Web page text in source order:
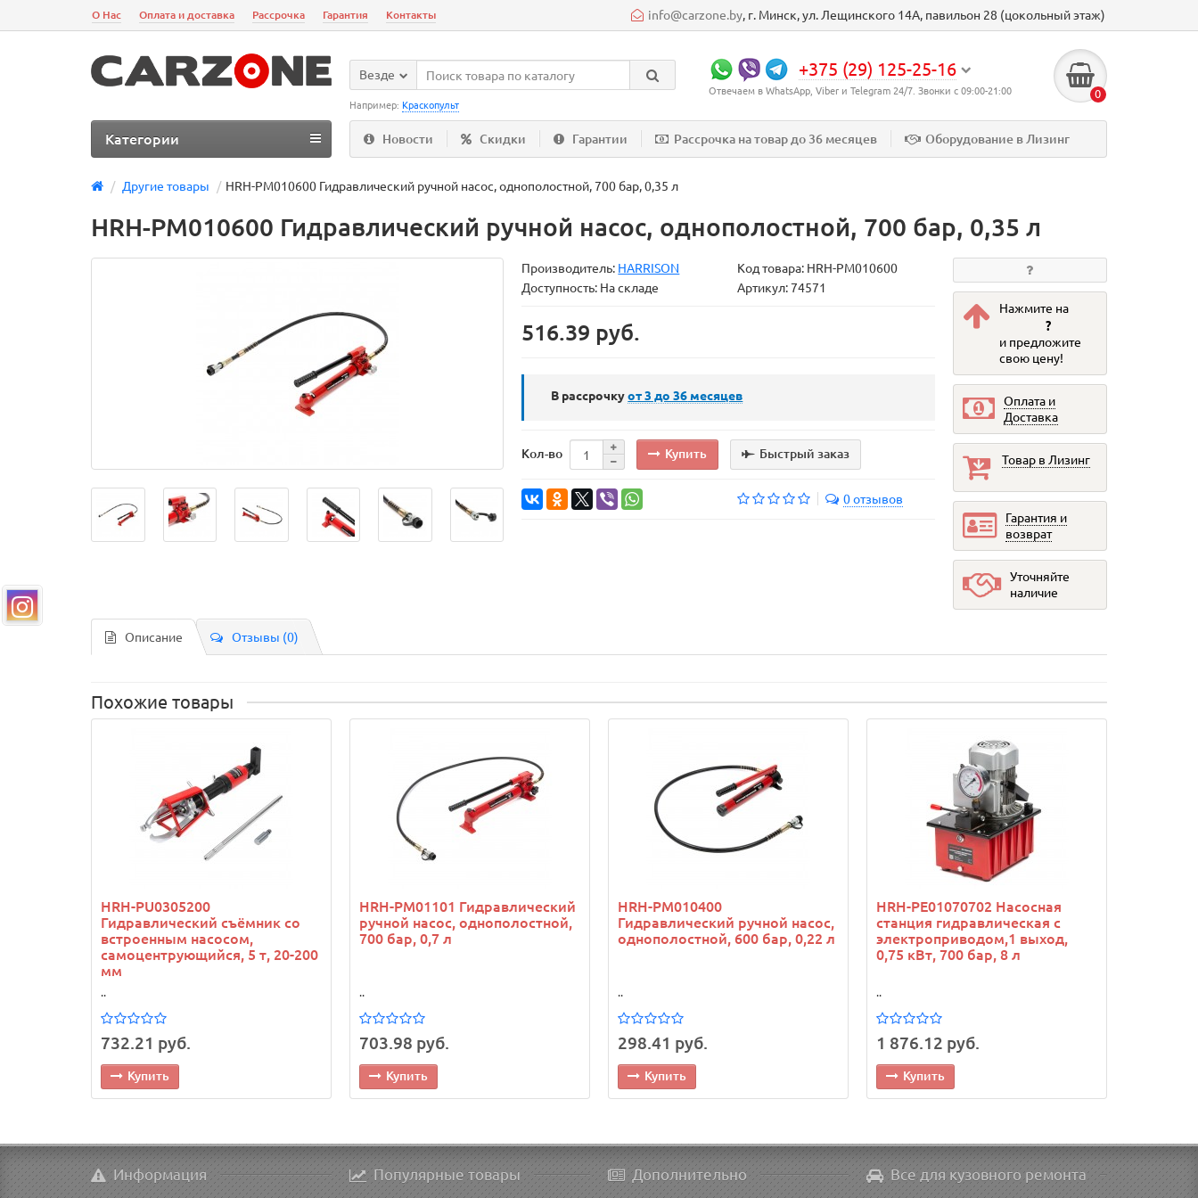
О Нас Оплата и доставка Рассрочка Гарантия Контакты info@carzone.by, г. Минск, ул. Лещинского 14А, павильон 28 (цокольный этаж)
+375 (29) 125-25-16
Отвечаем в WhatsApp, Viber и Telegram 24/7. Звонки с 09:00-21:00 0
Везде
Например: Краскопульт
Новости Скидки Гарантии Рассрочка на товар до 36 месяцев Оборудование в Лизинг
Категории
Другие товары HRH-PM010600 Гидравлический ручной насос, однополостной, 700 бар, 0,35 л
HRH-PM010600 Гидравлический ручной насос, однополостной, 700 бар, 0,35 л
Производитель: HARRISON Код товара: HRH-PM010600
Доступность: На складе
Артикул: 74571
516.39 руб.
В рассрочкуот 3 до 36 месяцев
Кол-во Купить Быстрый заказ
0 отзывов
Нажмите на
?
и предложите
свою цену!
Оплата и
Доставка
Товар в Лизинг
Гарантия и
возврат
Уточняйте
наличие
Описание Отзывы (0)
Похожие товары
HRH-PU0305200
Гидравлический съёмник со
встроенным насосом,
самоцентрующийся, 5 т, 20-200
мм
..
732.21 руб.
Купить
HRH-PM01101 Гидравлический
ручной насос, однополостной,
700 бар, 0,7 л
..
703.98 руб.
Купить
HRH-PM010400
Гидравлический ручной насос,
однополостной, 600 бар, 0,22 л
..
298.41 руб.
Купить
HRH-PE01070702 Насосная
станция гидравлическая с
электроприводом,1 выход,
0,75 кВт, 700 бар, 8 л
..
1 876.12 руб.
Купить
Информация Популярные товары Дополнительно Все для кузовного ремонта